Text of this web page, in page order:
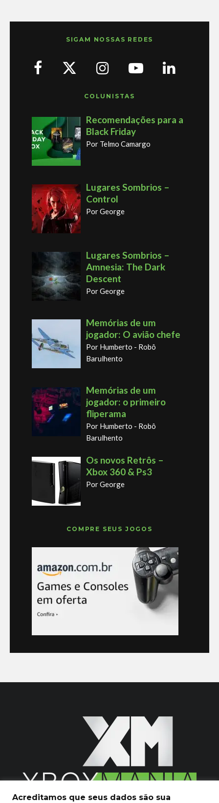
SIGAM NOSSAS REDES
COLUNISTAS
Recomendações para a
Black Friday
Por Telmo Camargo
Lugares Sombrios –
Control
Por George
Lugares Sombrios –
Amnesia: The Dark
Descent
Por George
Memórias de um
jogador: O avião chefe
Por Humberto - Robô
Barulhento
Memórias de um
jogador: o primeiro
fliperama
Por Humberto - Robô
Barulhento
Os novos Retrôs –
Xbox 360 & Ps3
Por George
COMPRE SEUS JOGOS
Acreditamos que seus dados são sua